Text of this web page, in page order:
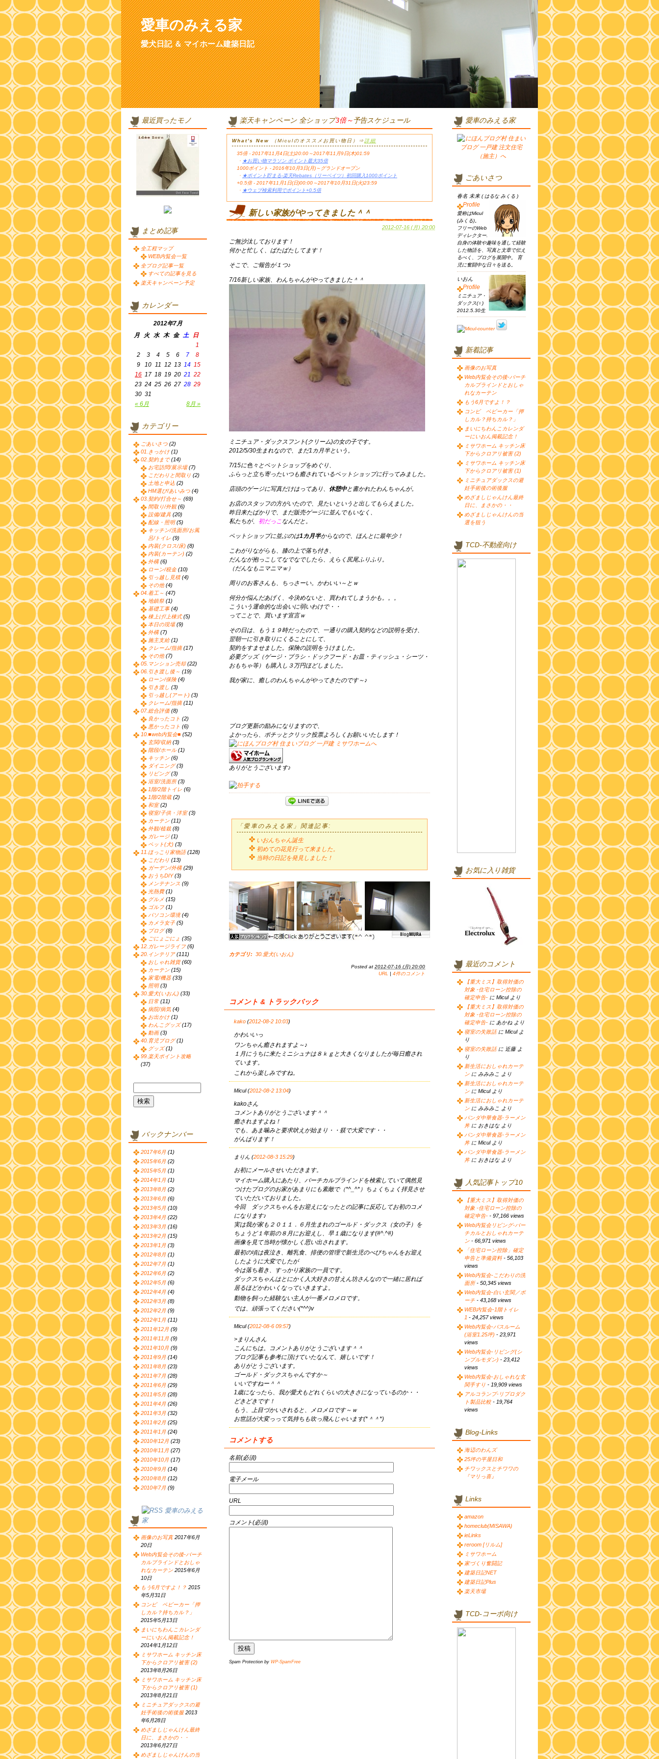
愛車のみえる家
愛犬日記 ＆ マイホーム建築日記
楽天キャンペーン 全ショップ3倍～予告スケジュール
What's New （Miculのオススメお買い物日）⇒詳細
35倍 - 2017年11月4日(土)20:00～2017年11月9日(木)01:59
・ ★お買い物マラソン ポイント最大35倍
1000ポイント - 2016年10月3日(月)～グランドオープン
・ ★ポイント貯まる-楽天Rebates（リーベイツ）初回購入1000ポイント
+0.5倍 - 2017年11月1日(日)00:00～2017年10月31日(火)23:59
・ ★ウェブ検索利用でポイント+0.5倍
新しい家族がやってきました＾＾
2012-07-16 (月) 20:00
ご無沙汰しております！
何かと忙しく、ばたばたしてます！
そこで、ご報告が１つ♪
7/16新しい家族、わんちゃんがやってきました＾＾
ミニチュア・ダックスフント(クリーム)の女の子です。
2012/5/30生まれなので、まだ1カ月半という。
7/15に色々とペットショップをめぐり、
ふらっと立ち寄ったいつも癒されているペットショップに行ってみました。
店頭のゲージに写真だけはってあり、 休憩中と書かれたわんちゃんが。
お店のスタッフの方がいたので、見たいというと出してもらえました。
昨日来たばかりで、まだ販売ゲージに並んでもいなく、
私たちが、 初だっこなんだと。
ペットショップに並ぶのは1カ月半からなので、ほんとに最年少！
こわがりながらも、膝の上で落ち付き、
だんなが抱っこしてなでなでしたら、えらく尻尾ふりふり。
（だんなもニマニマｗ）
周りのお客さんも、ちっさーい。かわいい～とｗ
何分か悩んだあげく、今決めないと、買われてしまうかも。。。
こういう運命的な出会いに弱いわけで・・
ってことで、買います宣言ｗ
その日は、もう１９時だったので、一通りの購入契約などの説明を受け、
翌朝一に引き取りにくることにして、
契約をすませました。保険の説明をうけました。
必要グッズ（ゲージ・ブラシ・ドックフード・お皿・ティッシュ・シーツ・
おもちゃ等）も購入し３万円ほどしました。
我が家に、癒しのわんちゃんがやってきたのです～♪
ブログ更新の励みになりますので、
よかったら、ポチッとクリック投票よろしくお願いいたします！
ありがとうございます♪
「愛車のみえる家」関連記事:
いおんちゃん誕生
初めての花見行って来ました。
当時の日記を発見しました！
カテゴリ: 30.愛犬(いおん)
Posted at 2012-07-16 (月) 20:00
URL
| 4件のコメント
コメント & トラックバック
kako (2012-08-2 10:03)
かわいいっ
ワンちゃん癒されますよ～♪
１月にうちに来たミニシュナは８ｋｇと大きくなりましたが毎日癒され
ています。
これから楽しみですね。
Micul (2012-08-2 13:04)
kakoさん
コメントありがとうございます＾＾
癒されますよね！
でも、あま噛みと要求吠えが始まり・・躾で大変です・・
がんばります！
まりん (2012-08-3 15:29)
お初にメールさせいただきます。
マイホーム購入にあたり、バーチカルブラインドを検索していて偶然見
つけたブログのお家があまりにも素敵で（*^_^*）ちょくちょく拝見させ
ていただいておりました。
今回 ダックスちゃんをお迎えになったとの記事に反応してお初のコメ
になります♪
実は我が家も２０１１．６月生まれのゴールド・ダックス（女の子）を
ちょうど１年前の８月にお迎えし、早１歳になります(#^.^#)
画像を見て当時が懐かしく思い出されます。
最初の頃は夜泣き、離乳食、排便の管理で新生児のべびちゃんをお迎え
したように大変でしたが
今は落ち着き、すっかり家族の一員です。
ダックスちゃんはとにかく人大好きの甘えん坊さんなので一緒に居れば
居るほどかわいくなっていきますよ。
動物を飼った経験ない主人が一番メロメロです。
では、頑張ってください(*^^)v
Micul (2012-08-6 09:57)
>まりんさん
こんにちは。コメントありがとうございます＾＾
ブログ記事も参考に頂けていたなんて、嬉しいです！
ありがとうございます。
ゴールド・ダックスちゃんですか～
いいですねー＾＾
1歳になったら、我が愛犬もどれくらいの大きさになっているのか・・
どきどきです！
もう、上目づかいされると、メロメロです～ｗ
お世話が大変っって気持ちも吹っ飛んじゃいます(*＾＾*)
コメントする
名前(必須)
電子メール
URL
コメント(必須)
Spam Protection by WP-SpamFree
最近買ったモノ
まとめ記事
全工程マップ
WEB内覧会一覧
全ブログ記事一覧
すべての記事を見る
楽天キャンペーン予定
カレンダー
2012年7月
月
火 水 木 金 土 日
« 6月 8月 »
1
2
3 4 5 6 7
8
9
10 11 12 13 14 15
16 17 18 19 20 21 22
23 24 25 26 27 28 29
30 31
カテゴリー
ごあいさつ (2)
01.きっかけ (1)
02.契約まで(14)
お宅訪問/展示場(7)
こだわりと間取り (2)
土地と申込 (2)
HM選び/あいみつ (4)
03.契約/打合せ～ (69)
間取り/外観 (6)
設備/建具 (20)
配線・照明(5)
キッチン/洗面所/お風
呂/トイレ (9)
内装(クロス/床) (8)
内装(カーテン) (2)
外構(6)
ローン/税金(10)
引っ越し見積(4)
その他 (4)
04.着工～ (47)
地鎮祭 (1)
基礎工事(4)
棟上げ/上棟式(5)
本日の現場(9)
外構(7)
施主支給(1)
クレーム/指摘(17)
その他 (7)
05.マンション売却(22)
06.引き渡し後～ (19)
ローン/保険(4)
引き渡し (3)
引っ越し(アート) (3)
クレーム/指摘(11)
07.総合評価(8)
良かったコト (2)
悪かったコト (6)
10.■web内覧会■ (52)
玄関/収納(3)
階段/ホール(1)
キッチン (6)
ダイニング(3)
リビング(3)
浴室/洗面所(3)
1階/2階トイレ (6)
1階/2階蔵(2)
和室(2)
寝室/子供・洋室(3)
カーテン (11)
外観/植栽(8)
ガレージ (1)
ペット(犬) (3)
11.ほっこり家物語(128)
こだわり (13)
ガーデン/外構(29)
おうちDIY(3)
メンテナンス (9)
光熱費(1)
グルメ (15)
ゴルフ (1)
パソコン環境(4)
カメラ女子 (5)
ブログ(8)
ごにょごにょ (35)
12.ガレージライフ (6)
20.インテリア(111)
おしゃれ雑貨(60)
カーテン (15)
家電/機器 (33)
照明(3)
30.愛犬(いおん) (33)
日常 (11)
病院/病気 (4)
お出かけ (1)
わんこグッズ(17)
動画(3)
40.育児ブログ(1)
グッズ(1)
99.楽天ポイント攻略
(37)
バックナンバー
2017年6月 (1)
2015年6月 (2)
2015年5月 (1)
2014年1月 (1)
2013年8月 (2)
2013年6月 (6)
2013年5月 (10)
2013年4月 (22)
2013年3月 (16)
2013年2月 (15)
2013年1月 (3)
2012年8月 (1)
2012年7月 (1)
2012年6月 (2)
2012年5月 (6)
2012年4月 (4)
2012年3月 (8)
2012年2月 (9)
2012年1月 (11)
2011年12月 (9)
2011年11月 (9)
2011年10月 (9)
2011年9月 (14)
2011年8月 (23)
2011年7月 (28)
2011年6月 (29)
2011年5月 (28)
2011年4月 (26)
2011年3月 (32)
2011年2月 (25)
2011年1月 (24)
2010年12月 (23)
2010年11月 (27)
2010年10月 (17)
2010年9月 (14)
2010年8月 (12)
2010年7月 (9)
愛車のみえる
家
画像のお写真 2017年6月
20日
Web内覧会その後-バーチ
カルブラインドとおしゃ
れなカーテン 2015年6月
10日
もう6月ですよ！？ 2015
年5月31日
コンビ ベビーカー「押
しカル？持ちカル？」
2015年5月13日
まいにちわんこカレンダ
ーにいおん掲載記念！
2014年1月12日
ミサワホーム キッチン床
下からクロアリ被害 (2)
2013年8月26日
ミサワホーム キッチン床
下からクロアリ被害 (1)
2013年8月21日
ミニチュアダックスの避
妊手術後の術後服 2013
年6月28日
めざましじゃんけん最終
日に、まさかの・・
2013年6月27日
めざましじゃんけんの当
愛車のみえる家
ごあいさつ
春名 未来 ( はるな みくる )
Profile
愛称はMicul
(みくる)。
フリーのWeb
ディレクター.
自身の体験や趣味を通して経験
した物語を、写真と文章で伝え
るべく、ブログを展開中。 育
児に奮闘中な日々を送る。
いおん
Profile
ミニチュア・
ダックス(♀)
2012.5.30生
新着記事
画像のお写真
Web内覧会その後-バーチ
カルブラインドとおしゃ
れなカーテン
もう6月ですよ！？
コンビ ベビーカー「押
しカル？持ちカル？」
まいにちわんこカレンダ
ーにいおん掲載記念！
ミサワホーム キッチン床
下からクロアリ被害 (2)
ミサワホーム キッチン床
下からクロアリ被害 (1)
ミニチュアダックスの避
妊手術後の術後服
めざましじゃんけん最終
日に、まさかの・・
めざましじゃんけんの当
選を狙う
TCD-不動産向け
お気に入り雑貨
最近のコメント
【重大ミス】取得対価の
対象 -住宅ローン控除の
確定申告- に Micul より
【重大ミス】取得対価の
対象 -住宅ローン控除の
確定申告- に あかね より
寝室の失敗話に Micul よ
り
寝室の失敗話に 近藤 よ
り
新生活におしゃれカーテ
ン に みみみこ より
新生活におしゃれカーテ
ン に Micul より
新生活におしゃれカーテ
ン に みみみこ より
パンダ中華食器-ラーメン
丼に おきはな より
パンダ中華食器-ラーメン
丼に Micul より
パンダ中華食器-ラーメン
丼に おきはな より
人気記事トップ10
【重大ミス】取得対価の
対象 -住宅ローン控除の
確定申告- - 97,166 views
Web内覧会リビング-バー
チカルとおしゃれカーテ
ン - 66,971 views
「住宅ローン控除」確定
申告と準備資料 - 56,103
views
Web内覧会-こだわりの洗
面所- 50,345 views
Web内覧会-白い玄関／ポ
ーチ - 43,168 views
WEB内覧会-1階トイレ
1 - 24,257 views
Web内覧会-バスルーム
(浴室1.25坪) - 23,971
views
Web内覧会-リビング(シ
ンプルモダン) - 23,412
views
Web内覧会-おしゃれな玄
関手すり - 19,909 views
アルコランプ-リプロダク
ト製品比較- 19,764
views
Blog-Links
海辺のわんズ
25坪の平屋日和
チワックスとチワワの
『マリっ喜』
Links
amazon
homeclub(MISAWA)
ieLinks
reroom [リルム]
ミサワホーム
家づくり奮闘記
建築日記NET
建築日記Plus
楽天市場
TCD-コーポ向け